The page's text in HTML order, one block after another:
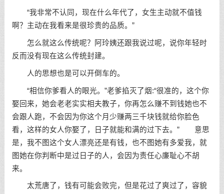
“我非常不认同，现在什么年代了，女生主动就不值钱
啊？主动在我看来是很珍贵的品质。”
怎么就这么传统呢？阿玲姨还跟我说过呢，说你年轻时
反而没有现在这么传统封建。
人的思想也是可以开倒车的。
“相信你爹看人的眼光。”老爹掐灭了烟:“很准的，这个你
娶回来，她会老老实实相夫教子，你再怎么赚不到钱她也不
会跟人跑，不会因为你这个月少赚两三千块钱就给你脸色
看，这样的女人你娶了，日子就能和满的过下去。” 意思
是，我不图这个女人漂亮还是有钱，也不图她有多爱我，就
图她在你判断中是过日子的人，会因为责任心廉耻心不胡
来。
太荒唐了，钱有可能会败完，但是花过了爽过了，容貌